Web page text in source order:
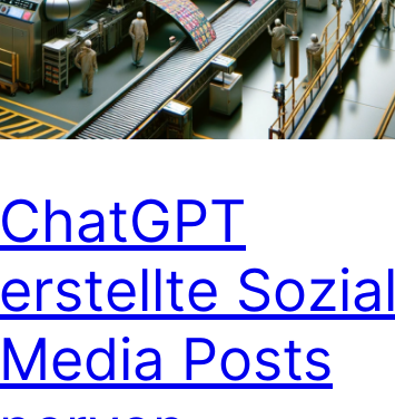
ChatGPT
erstellte Sozial
Media Posts